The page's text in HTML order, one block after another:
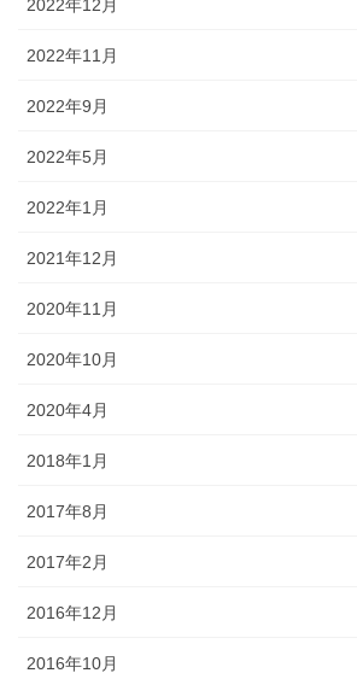
2022年12月
2022年11月
2022年9月
2022年5月
2022年1月
2021年12月
2020年11月
2020年10月
2020年4月
2018年1月
2017年8月
2017年2月
2016年12月
2016年10月